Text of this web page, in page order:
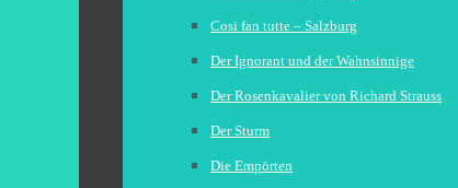
Cosi fan tutte – Salzburg
Der Ignorant und der Wahnsinnige
Der Rosenkavalier von Richard Strauss
Der Sturm
Die Empörten